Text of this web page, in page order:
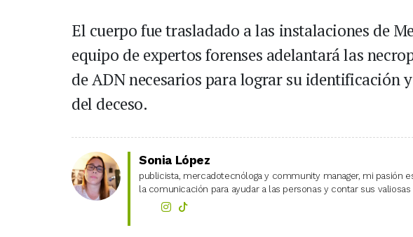
El cuerpo fue trasladado a las instalaciones de
equipo de expertos forenses adelantará las
de ADN necesarios para lograr su identificación
del deceso.
Sonia López
publicista, mercadotecnóloga y community manager, mi pasión
la comunicación para ayudar a las personas y contar sus valiosas